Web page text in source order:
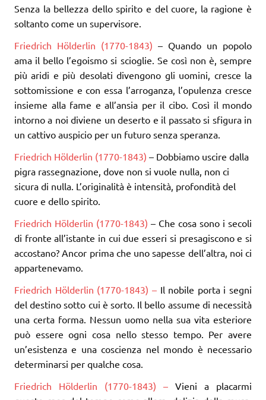
Senza la bellezza dello spirito e del cuore, la ragione è
soltanto come un supervisore.
Friedrich Hölderlin (1770-1843) – Quando un popolo
ama il bello l’egoismo si scioglie. Se così non è, sempre
più aridi e più desolati divengono gli uomini, cresce la
sottomissione e con essa l’arroganza, l’opulenza cresce
insieme alla fame e all’ansia per il cibo. Così il mondo
intorno a noi diviene un deserto e il passato si sfigura in
un cattivo auspicio per un futuro senza speranza.
Friedrich Hölderlin (1770-1843) – Dobbiamo uscire dalla
pigra rassegnazione, dove non si vuole nulla, non ci
sicura di nulla. L’originalità è intensità, profondità del
cuore e dello spirito.
Friedrich Hölderlin (1770-1843) – Che cosa sono i secoli
di fronte all’istante in cui due esseri si presagiscono e si
accostano? Ancor prima che uno sapesse dell’altra, noi ci
appartenevamo.
Friedrich Hölderlin (1770-1843) – Il nobile porta i segni
del destino sotto cui è sorto. Il bello assume di necessità
una certa forma. Nessun uomo nella sua vita esteriore
può essere ogni cosa nello stesso tempo. Per avere
un’esistenza e una coscienza nel mondo è necessario
determinarsi per qualche cosa.
Friedrich Hölderlin (1770-1843) – Vieni a placarmi